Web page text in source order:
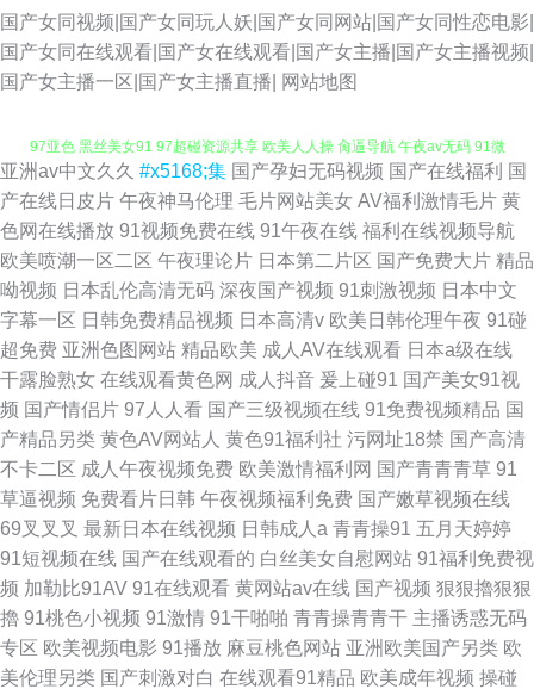
国产女同视频|国产女同玩人妖|国产女同网站|国产女同性恋电影|
国产女同在线观看|国产女在线观看|国产女主播|国产女主播视频|
国产女主播一区|国产女主播直播|
网站地图
97国产婷婷 成人黄色电影院 97超碰情侣自拍 欧洲精品8区 91蜜桃在线观看
97亚色 黑丝美女91 97超碰资源共享 欧美人人操 肏逼导航 午夜av无码 91微
拍福利视频 久久午夜国产精 在线观看伦理 极色品影院 日韩色图 九九色播 欧
美日B毛片视频 三级网站在线 欧亚韩日 A片w影院 超碰碰91 午夜影院黄色
无码不卡一区二区 人妖最新专区 人碰人操人碰 国产黄网站 国产成人在线日
韩 日韩欧美wwww 爱豆传媒免费播放 91视频网站链接 国产噜噜欧美 综合网
中文字幕 狼友自拍疯狂 三级网站高清无码 福利视频导航网站 色图av 婷婷色
色五月天 久久精品这里18 成人伊人大香蕉 超碰91在线观看 51AV国产 欧美
另类人妖77 人妖TS 国产精品A片 操逼片免费的 国内草逼中文字幕 免费
亚洲av中文久久 #x5168;集 国产孕妇无码视频 国产在线福利 国
产在线日皮片 午夜神马伦理 毛片网站美女 AV福利激情毛片 黄
色网在线播放 91视频免费在线 91午夜在线 福利在线视频导航
欧美喷潮一区二区 午夜理论片 日本第二片区 国产免费大片 精品
呦视频 日本乱伦高清无码 深夜国产视频 91刺激视频 日本中文
字幕一区 日韩免费精品视频 日本高清v 欧美日韩伦理午夜 91碰
超免费 亚洲色图网站 精品欧美 成人AV在线观看 日本a级在线
干露脸熟女 在线观看黄色网 成人抖音 爰上碰91 国产美女91视
频 国产情侣片 97人人看 国产三级视频在线 91免费视频精品 国
产精品另类 黄色AV网站人 黄色91福利社 污网址18禁 国产高清
不卡二区 成人午夜视频免费 欧美激情福利网 国产青青青草 91
草逼视频 免费看片日韩 午夜视频福利免费 国产嫩草视频在线
69叉叉叉 最新日本在线视频 日韩成人a 青青操91 五月天婷婷
91短视频在线 国产在线观看的 白丝美女自慰网站 91福利免费视
频 加勒比91AV 91在线观看 黄网站av在线 国产视频 狠狠擼狠狠
擼 91桃色小视频 91激情 91干啪啪 青青操青青干 主播诱惑无码
专区 欧美视频电影 91播放 麻豆桃色网站 亚洲欧美国产另类 欧
美伦理另类 国产刺激对白 在线观看91精品 欧美成年视频 操碰